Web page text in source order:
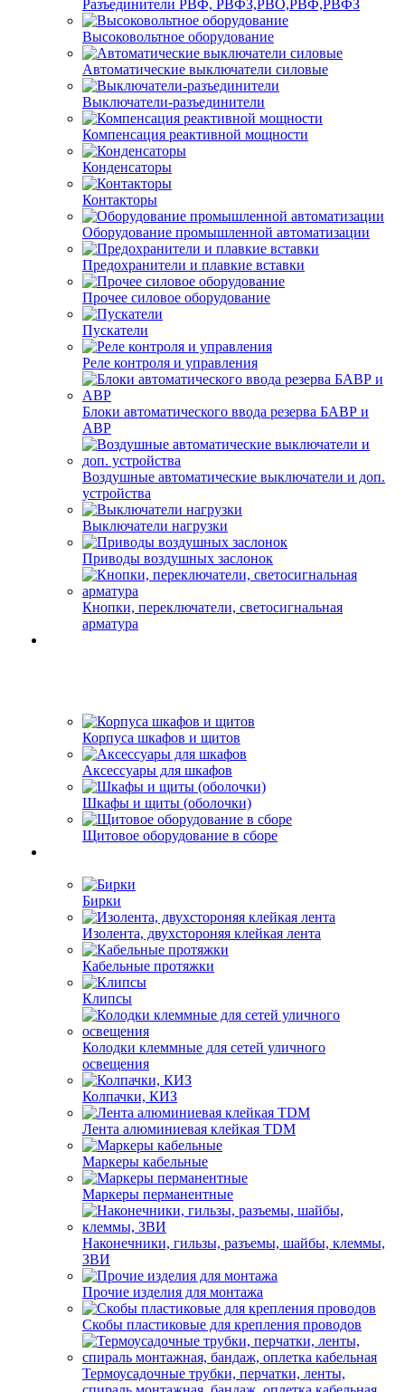
Разъединители РВФ, РВФЗ,РВО,РВФ,РВФЗ
Высоковольтное оборудование
Автоматические выключатели cиловые
Выключатели-разъединители
Компенсация реактивной мощности
Конденсаторы
Контакторы
Оборудование промышленной автоматизации
Предохранители и плавкие вставки
Прочее силовое оборудование
Пускатели
Реле контроля и управления
Блоки автоматического ввода резерва БАВР и
АВР
Воздушные автоматические выключатели и доп.
устройства
Выключатели нагрузки
Приводы воздушных заслонок
Кнопки, переключатели, светосигнальная
арматура
Корпуса шкафов и щитов
Аксессуары для шкафов
Шкафы и щиты (оболочки)
Щитовое оборудование в сборе
Бирки
Изолента, двухстороняя клейкая лента
Кабельные протяжки
Клипсы
Колодки клеммные для сетей уличного
освещения
Колпачки, КИЗ
Лента алюминиевая клейкая TDM
Маркеры кабельные
Маркеры перманентные
Наконечники, гильзы, разъемы, шайбы, клеммы,
ЗВИ
Прочие изделия для монтажа
Скобы пластиковые для крепления проводов
Термоусадочные трубки, перчатки, ленты,